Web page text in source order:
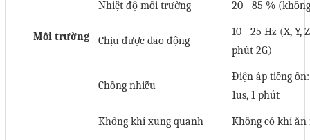
Môi trường
Nhiệt độ môi trường 20 - 85 %
Chịu được dao động
10 - 25 Hz (X, Y,
phút 2G)
Chống nhiễu
Điện áp tiếng
1us, 1 phút
Không khí xung quanh Không có khí ăn